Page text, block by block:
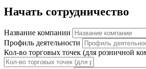
Начать сотрудничество
Название компании
Профиль деятельности
Кол-во торговых точек (для розничной